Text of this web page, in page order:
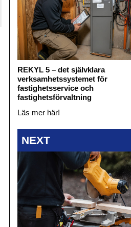
REKYL 5 – det självklara
verksamhetssystemet för
fastighetsservice och
fastighetsförvaltning
Läs mer här!
NEXT